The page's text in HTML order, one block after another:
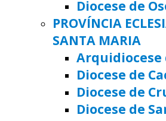
Diocese de
PROVÍNCIA
SANTA MARIA
Arquidiocese
Diocese de
Diocese de
Diocese de